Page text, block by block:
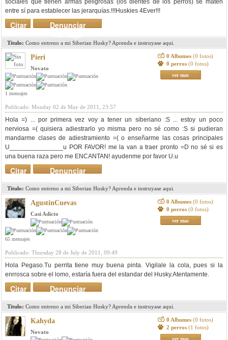
Denunciar
mensaje
Citar
Titulo: Como entreno a mi Siberian Husky? Aprenda e instruyase aqui.
Pieri
Novato
1 mensajes
0 Albumes (0 fotos)
0 perros (0 fotos)
ver mas
Publicado: Monday 02 de May de 2011, 23:57
Hola =) ... por primera vez voy a tener un siberiano :S ... estoy un poco
nerviosa =( quisiera adiestrarlo yo misma pero no sé como :S si pudieran
mandarme clases de adiestramiento =( o enseñarme las cosas principales
U_______________u POR FAVOR! me la van a traer pronto =D no sé si es
una buena raza pero me ENCANTAN! ayudenme por favor U.u
Denunciar
mensaje
Citar
Titulo: Como entreno a mi Siberian Husky? Aprenda e instruyase aqui.
AgustinCuevas
Casi Adicto
65 mensajes
0 Albumes (0 fotos)
0 perros (0 fotos)
ver mas
Publicado: Thursday 28 de July de 2011, 09:49
Hola Pegaso.Tu perrita tiene muy buena pinta. Vigilale la cola, pues si la
enrrosca sobre el lomo, estaría fuera del estandar del Husky.Atentamente.
Denunciar
mensaje
Citar
Titulo: Como entreno a mi Siberian Husky? Aprenda e instruyase aqui.
Kahyda
Novato
0 Albumes (0 fotos)
2 perros (1 fotos)
ver mas